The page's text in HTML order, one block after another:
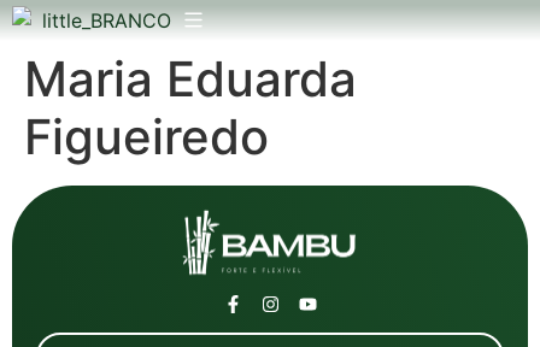
Maria Eduarda
Figueiredo